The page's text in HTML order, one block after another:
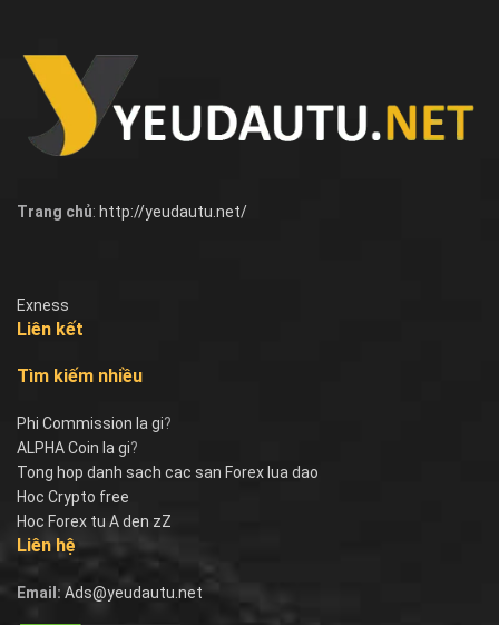
Trang chủ: http://yeudautu.net/
Exness
Liên kết
Tìm kiếm nhiều
Phi Commission la gi?
ALPHA Coin la gi?
Tong hop danh sach cac san Forex lua dao
Hoc Crypto free
Hoc Forex tu A den zZ
Liên hệ
Email: Ads@yeudautu.net